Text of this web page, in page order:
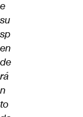
e
su
sp
en
de
rá
n
to